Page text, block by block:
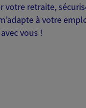
votre retraite,
à votre
vous !